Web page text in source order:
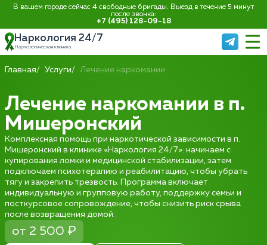
В вашем городе сейчас 4 свободные бригады. Выезд в течение 5 минут
после звонка:
+7 (495) 128-09-18
Наркология 24/7
Наркологическая клиника
Главная Услуги Лечение наркомании
Лечение наркомании в п.
Мишеронский
Комплексная помощь при наркотической зависимости в п.
Мишеронский в клинике «Наркология 24/7»: начинаем с
купирования ломки и медицинской стабилизации, затем
подключаем психотерапию и реабилитацию, чтобы убрать
тягу и закрепить трезвость. Программа включает
индивидуальную и групповую работу, поддержку семьи и
посткурсовое сопровождение, чтобы снизить риск срыва
после возвращения домой.
от 2 500 ₽